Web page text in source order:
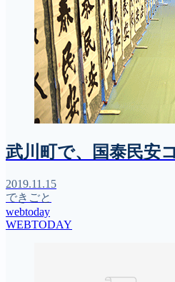
武川町で、国泰民安
2019.11.15
できごと
webtoday
WEBTODAY